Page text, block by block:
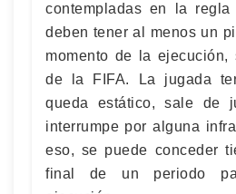
contempladas en la
deben tener al menos un
momento de la
de la FIFA. La jugada
queda estático, sale de
interrumpe por alguna
eso, se puede conceder
final de un periodo